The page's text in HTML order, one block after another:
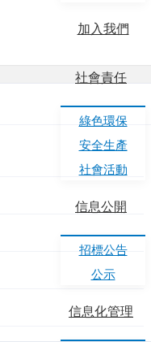
加入我們
社會責任
綠色環保
安全生產
社會活動
信息公開
招標公告
公示
信息化管理